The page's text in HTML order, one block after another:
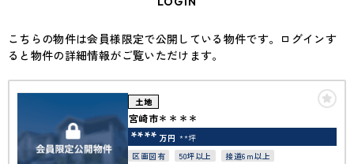
こちらの物件は会員様限定で公開している物件です。ログインす
ると物件の詳細情報がご覧いただけます。
土地
宮崎市＊＊＊＊
**** 万円 **坪
区画図有
50坪以上
接道6ｍ以上